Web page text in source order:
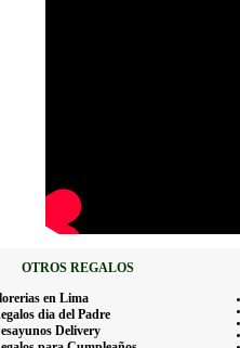
OTROS REGALOS
en Lima
dia del Padre
Delivery